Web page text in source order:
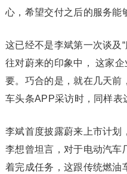
心，希望交付之后的服务能
这已经不是李斌第一次谈及
往对蔚来的印象中， 这家
要。巧合的是，就在几天前
车头条APP采访时，同样表
李斌首度披露蔚来上市计划
李想曾坦言，对于电动汽车
着完成任务，这跟传统燃油